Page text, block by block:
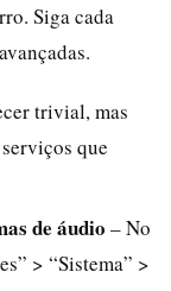
Siga cada
trivial, mas
que
de áudio – No
> “Sistema” >